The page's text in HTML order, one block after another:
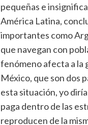
pequeñas e
América Latina,
importantes como
que navegan con
fenómeno afecta a la
México, que son dos
esta situación, yo
paga dentro de las
reproducen de la